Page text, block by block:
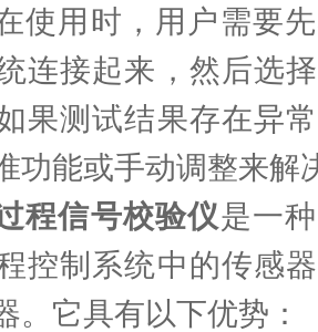
用时，用户需要先
连接起来，然后选
果测试结果存在异
功能或手动调整来解
程信号校验仪是一
控制系统中的传感
。它具有以下优势：